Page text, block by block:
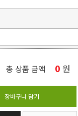
총 상품 금액 0 원
장바구니 담기